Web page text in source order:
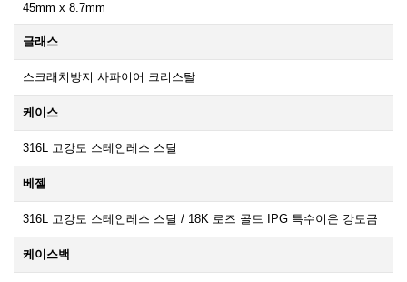
45mm x 8.7mm
글래스
스크래치방지 사파이어 크리스탈
케이스
316L 고강도 스테인레스 스틸
베젤
316L 고강도 스테인레스 스틸 / 18K 로즈 골드 IPG 특수이온 강도금
케이스백